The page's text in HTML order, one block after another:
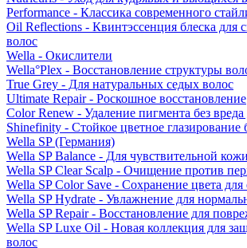
Performance - Классика современного
Oil Reflections - Квинтэссенция блеска для
волос
Wella - Окислители
Wella°Plex - Восстановление структуры
True Grey - Для натуральных седых волос
Ultimate Repair - Роскошное восстановление
Color Renew - Удаление пигмента без вреда
Shinefinity - Стойкое цветное глазирование
Wella SP (Германия)
Wella SP Balance - Для чувствительной
Wella SP Clear Scalp - Очищение против
Wella SP Color Save - Сохранение цвета
Wella SP Hydrate - Увлажнение для
Wella SP Repair - Восстановление для
Wella SP Luxe Oil - Новая коллекция для
волос